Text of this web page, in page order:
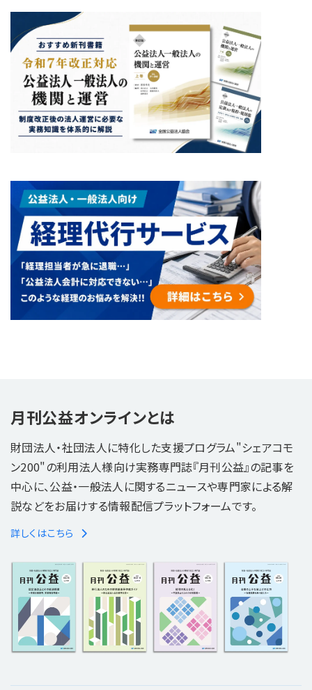
月刊公益オンラインとは
財団法人・社団法人に特化した支援プログラム"シェアコモ
ン200"の利用法人様向け実務専門誌『月刊公益』の記事を
中心に、公益・一般法人に関するニュースや専門家による解
説などをお届けする情報配信プラットフォームです。
詳しくはこちら